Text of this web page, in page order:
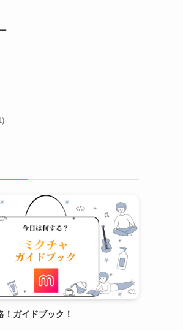
！ガイドブック！